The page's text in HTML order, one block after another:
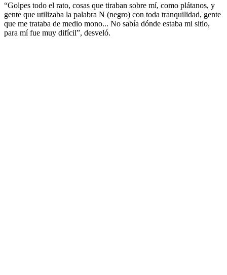
“Golpes todo el rato, cosas que tiraban sobre mí, como plátanos, y
gente que utilizaba la palabra N (negro) con toda tranquilidad, gente
que me trataba de medio mono... No sabía dónde estaba mi sitio,
para mí fue muy difícil”, desveló.